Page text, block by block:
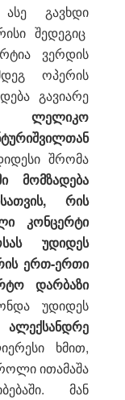
გავხდი
შედეგიც
ვერდის
ოპერის
გავიარე
ლელიკო
შრომა
მომზადება
რის
კონცერტი
უდიდეს
ერთ-ერთი
დარბაზი
უდიდეს
ალექსანდრე
ხმით,
ითამაშა
მან